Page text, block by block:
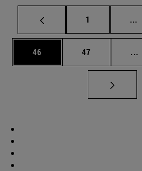
Página
1 ...
Página
46 Página
47 ...